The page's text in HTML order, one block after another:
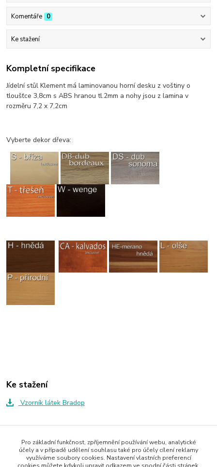
Komentáře 0
Ke stažení
Kompletní specifikace
Jídelní stůl Klement má laminovanou horní desku z voštiny o
tloušťce 3,8cm s ABS hranou tl.2mm a nohy jsou z lamina v
rozměru 7,2 x 7,2cm
Vyberte dekor dřeva:
Ke stažení
Vzorník látek Bradop
Zboží zařazeno v kategoriích
Stoly
Pro základní funkčnost, zpříjemnění používání webu, analytické
účely a v případě udělení souhlasu také pro účely cílení reklamy
využíváme soubory cookies. Nastavení vlastních preferencí